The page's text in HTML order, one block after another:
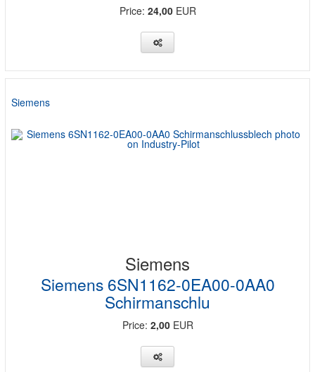
Price: 24,00EUR
Siemens
Siemens
Siemens 6SN1162-0EA00-0AA0
Schirmanschlu
Price: 2,00EUR